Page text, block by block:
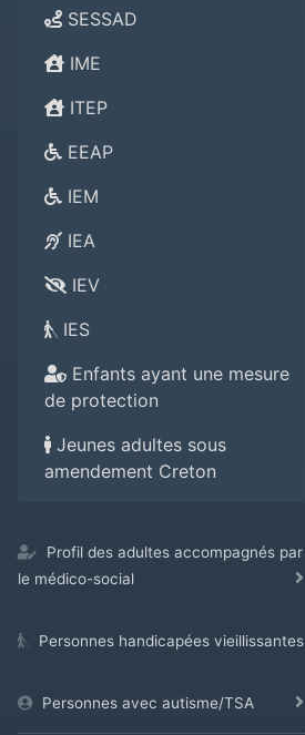
SESSAD
IME
ITEP
EEAP
IEM
IEA
IEV
IES
Enfants ayant une mesure
de protection
Jeunes adultes sous
amendement Creton
Profil des adultes accompagnés par
le médico-social
Personnes handicapées vieillissantes
Personnes avec autisme/TSA